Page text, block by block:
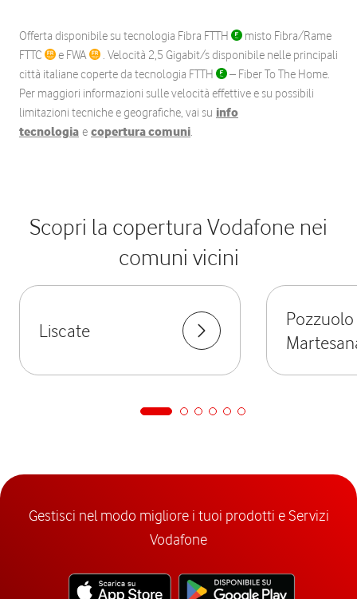
Offerta disponibile su tecnologia Fibra FTTH
misto Fibra/Rame
FTTC
e FWA
. Velocità 2,5 Gigabit/s disponibile nelle principali
città italiane coperte da tecnologia FTTH
– Fiber To The Home.
Per maggiori informazioni sulle velocità effettive e su possibili
limitazioni tecniche e geografiche, vai su info
tecnologia e copertura comuni.
Scopri la copertura Vodafone nei
comuni vicini
Liscate
Pozzuolo
Gestisci nel modo migliore i tuoi prodotti e Servizi
Vodafone